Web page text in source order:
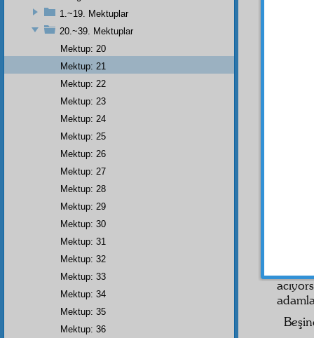
şey
1.~19. Mektuplar
20.~39. Mektuplar
Mektup: 20
Mektup: 21
Mektup: 22
Mektup: 23
Mektup: 24
Mektup: 25
Mektup: 26
Mektup: 27
Mektup: 28
Mektup: 29
Mektup: 30
Mektup: 31
Mektup: 32
Mektup: 33
Mektup: 34
Mektup: 35
Mektup: 36